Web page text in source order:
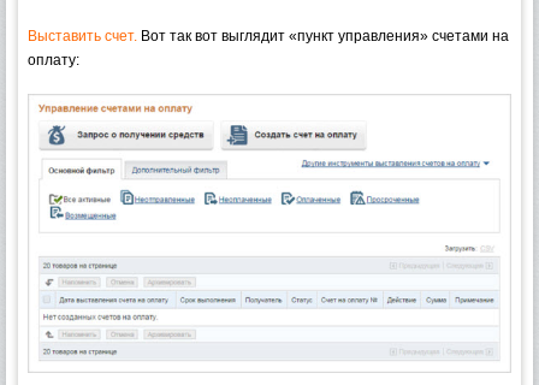
Выставить счет. Вот так вот выглядит «пункт управления» счетами на
оплату: